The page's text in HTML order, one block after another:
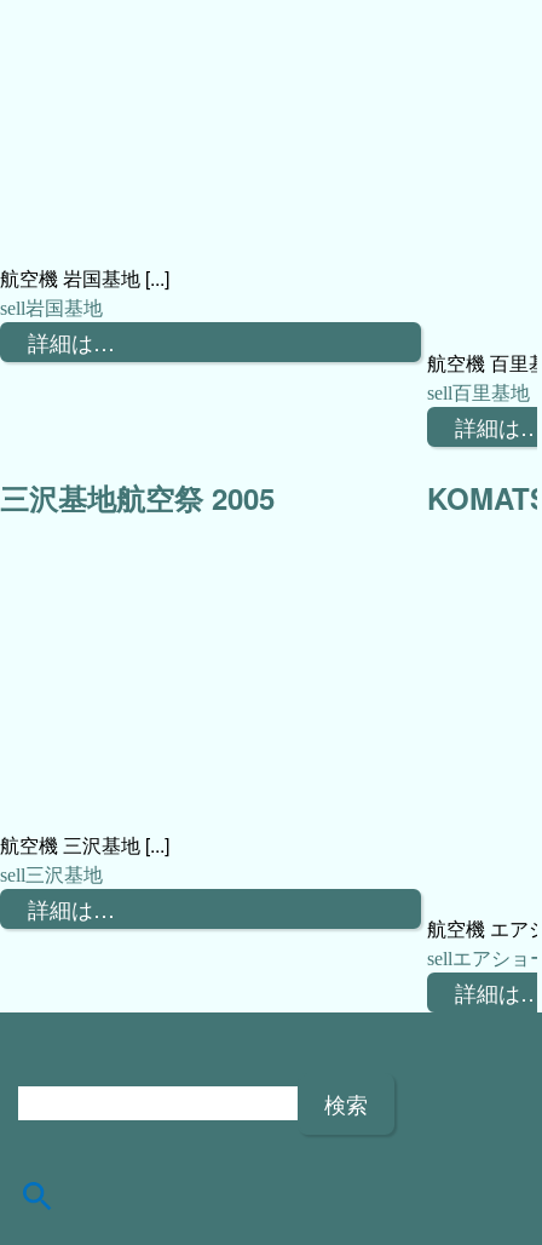
航空機 岩国基地 [...]
岩国基地
詳細は…
三沢基地航空祭 2005
航空機 三沢基地 [...]
三沢基地
詳細は…
航空機 百里
百里基地
詳細は…
航空機 エア
エアショ
詳細は…